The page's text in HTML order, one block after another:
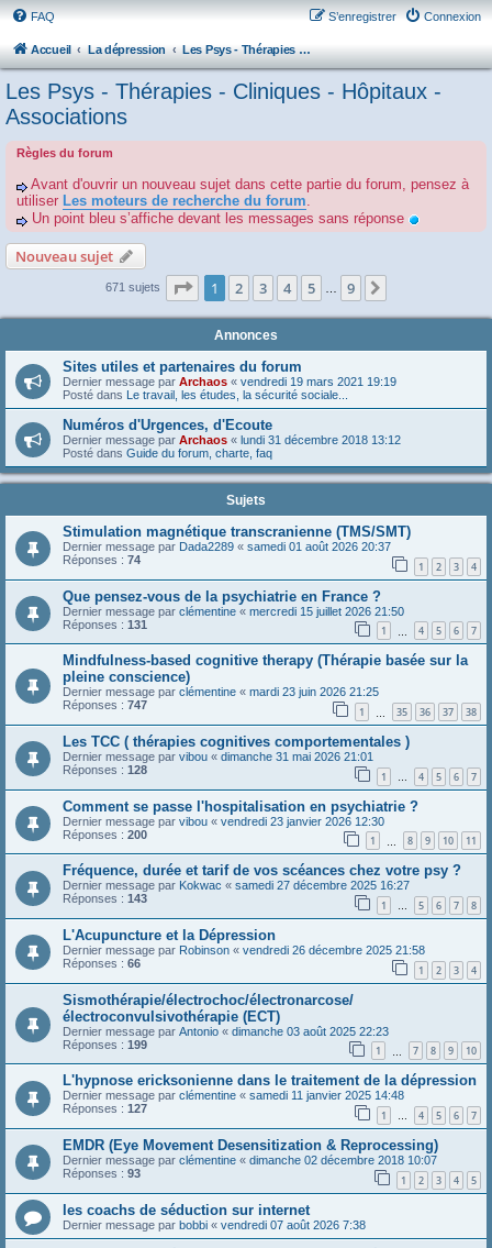
FAQ Connexion
S’enregistrer
Accueil La dépression Les Psys - Thérapies - Cliniques - Hôpitaux - Associations
Les Psys - Thérapies - Cliniques - Hôpitaux -
Associations
Règles du forum
Avant d'ouvrir un nouveau sujet dans cette partie du forum, pensez à
utiliser Les moteurs de recherche du forum.
Un point bleu s’affiche devant les messages sans réponse
Nouveau sujet
671 sujets Page 1sur9
1 2 3 4 5 9
Annonces
Sites utiles et partenaires du forum
Dernier message par Archaos « vendredi 19 mars 2021 19:19
Posté dans Le travail, les études, la sécurité sociale...
Numéros d'Urgences, d'Ecoute
Dernier message par Archaos « lundi 31 décembre 2018 13:12
Posté dans Guide du forum, charte, faq
Sujets
Stimulation magnétique transcranienne (TMS/SMT)
Dernier message par Dada2289 « samedi 01 août 2026 20:37
Réponses : 74 1 2 3 4
Que pensez-vous de la psychiatrie en France ?
Dernier message par clémentine « mercredi 15 juillet 2026 21:50
Réponses : 131 1 4 5 6 7
Mindfulness-based cognitive therapy (Thérapie basée sur la
pleine conscience)
Dernier message par clémentine « mardi 23 juin 2026 21:25
Réponses : 747 1 35 36 37 38
Les TCC ( thérapies cognitives comportementales )
Dernier message par vibou « dimanche 31 mai 2026 21:01
Réponses : 128 1 … 4 5 6 7
Comment se passe l'hospitalisation en psychiatrie ?
Dernier message par vibou « vendredi 23 janvier 2026 12:30
Réponses : 200 1 8 9 10 11
Fréquence, durée et tarif de vos scéances chez votre psy ?
Dernier message par Kokwac « samedi 27 décembre 2025 16:27
Réponses : 143 1 … 5 6 7 8
L'Acupuncture et la Dépression
Dernier message par Robinson « vendredi 26 décembre 2025 21:58
Réponses : 66 1 2 3 4
Sismothérapie/électrochoc/électronarcose/
électroconvulsivothérapie (ECT)
Dernier message par Antonio « dimanche 03 août 2025 22:23
Réponses : 199 1 7 8 9 10
L'hypnose ericksonienne dans le traitement de la dépression
Dernier message par clémentine « samedi 11 janvier 2025 14:48
Réponses : 127 1 … 4 5 6 7
EMDR (Eye Movement Desensitization & Reprocessing)
Dernier message par clémentine « dimanche 02 décembre 2018 10:07
Réponses : 93 1 2 3 4 5
les coachs de séduction sur internet
Dernier message par bobbi « vendredi 07 août 2026 7:38